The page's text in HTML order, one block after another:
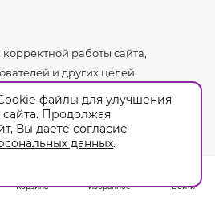
работы сайта,
и других целей,
файлы для улучшения
сайта. Продолжая
Вы даете согласие
данных.
Корзина Избранное Войти